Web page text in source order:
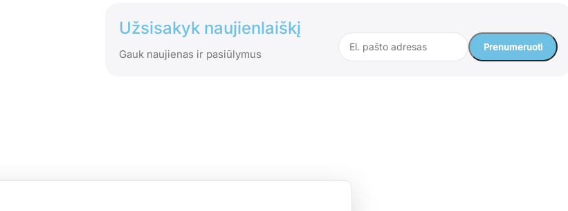
Užsisakyk naujienlaiškį
Gauk naujienas ir pasiūlymus